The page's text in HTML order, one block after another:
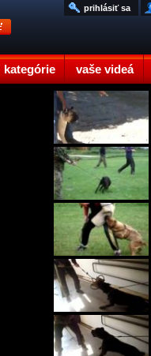
kategórie vaše videá
prihlásiť sa